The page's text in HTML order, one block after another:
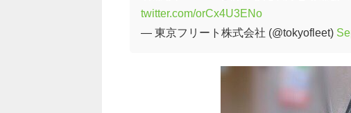
twitter.com/orCx4U3ENo
— 東京フリート株式会社 (@tokyofleet)